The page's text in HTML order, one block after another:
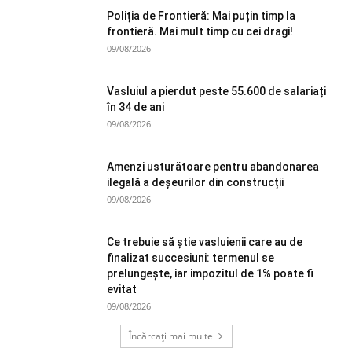
Poliția de Frontieră: Mai puțin timp la
frontieră. Mai mult timp cu cei dragi!
09/08/2026
Vasluiul a pierdut peste 55.600 de salariați
în 34 de ani
09/08/2026
Amenzi usturătoare pentru abandonarea
ilegală a deșeurilor din construcții
09/08/2026
Ce trebuie să știe vasluienii care au de
finalizat succesiuni: termenul se
prelungește, iar impozitul de 1% poate fi
evitat
09/08/2026
Încărcați mai multe